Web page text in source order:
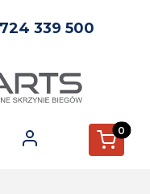
339 500
Produkty